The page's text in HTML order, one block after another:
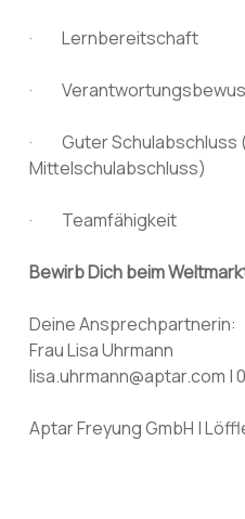
· Lernbereitschaft
·
· Guter Schulabschluss
Mittelschulabschluss)
· Teamfähigkeit
Bewirb Dich beim
Deine Ansprechpartnerin:
Frau Lisa Uhrmann
lisa.uhrmann@aptar.com |
Aptar Freyung GmbH |